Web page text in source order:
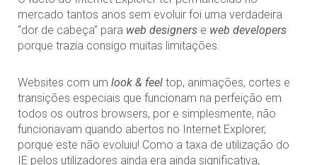
mercado tantos anos sem evoluir foi uma verdadeira
“dor de cabeça” para web designers e web developers
porque trazia consigo muitas limitações.
Websites com um look & feel top, animações, cortes e
transições especiais que funcionam na perfeição em
todos os outros browsers, por e simplesmente, não
funcionavam quando abertos no Internet Explorer,
porque este não evoluiu! Como a taxa de utilização do
IE pelos utilizadores ainda era ainda significativa,